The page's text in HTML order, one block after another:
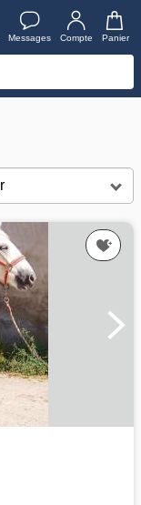
Messages Compte Panier